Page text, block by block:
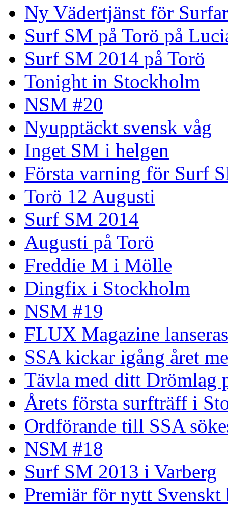
Ny Vädertjänst för
Surf SM på Torö på
Surf SM 2014 på Torö
Tonight in Stockholm
NSM #20
Nyupptäckt svensk våg
Inget SM i helgen
Första varning för Surf
Torö 12 Augusti
Surf SM 2014
Augusti på Torö
Freddie M i Mölle
Dingfix i Stockholm
NSM #19
FLUX Magazine lanseras
SSA kickar igång året
Tävla med ditt Drömlag
Årets första surfträff i
Ordförande till SSA
NSM #18
Surf SM 2013 i Varberg
Premiär för nytt Svenskt